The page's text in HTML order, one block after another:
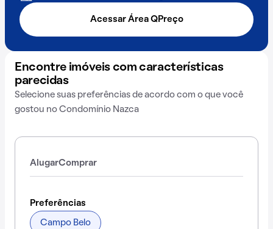
Acessar Área QPreço
Encontre imóveis com características
parecidas
Selecione suas preferências de acordo com o que você
gostou no Condomínio Nazca
AlugarComprar
Preferências
Campo Belo